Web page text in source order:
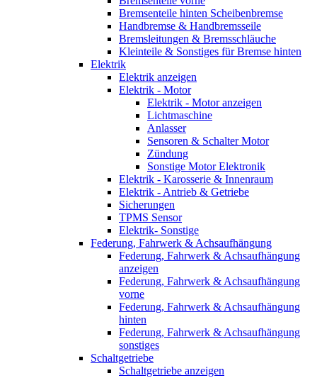
Bremsenteile hinten Scheibenbremse
Handbremse & Handbremsseile
Bremsleitungen & Bremsschläuche
Kleinteile & Sonstiges für Bremse hinten
Elektrik
Elektrik anzeigen
Elektrik - Motor
Elektrik - Motor anzeigen
Lichtmaschine
Anlasser
Sensoren & Schalter Motor
Zündung
Sonstige Motor Elektronik
Elektrik - Karosserie & Innenraum
Elektrik - Antrieb & Getriebe
Sicherungen
TPMS Sensor
Elektrik- Sonstige
Federung, Fahrwerk & Achsaufhängung
Federung, Fahrwerk & Achsaufhängung
anzeigen
Federung, Fahrwerk & Achsaufhängung
vorne
Federung, Fahrwerk & Achsaufhängung
hinten
Federung, Fahrwerk & Achsaufhängung
sonstiges
Schaltgetriebe
Schaltgetriebe anzeigen